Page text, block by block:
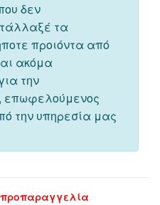
δεν
τα
προιόντα από
ακόμα
την
επωφελούμενος
την υπηρεσία μας